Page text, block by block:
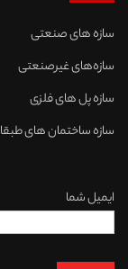
سازه های صنعتی
سازه‌های غیرصنعتی
سازه پل های فلزی
سازه ساختمان های
ایمیل شما